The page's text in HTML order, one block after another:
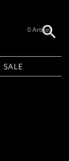
0 Artikel
SALE